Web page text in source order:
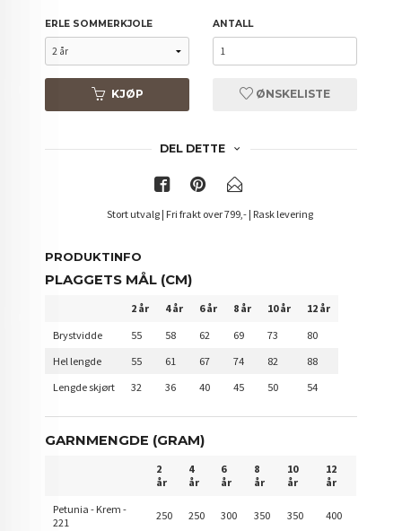
ERLE SOMMERKJOLE ANTALL
KJØP ØNSKELISTE
DEL DETTE
Stort utvalg | Fri frakt over 799,- | Rask levering
PRODUKTINFO
PLAGGETS MÅL (CM)
2 år 4 år 6 år 8 år 10 år
12 år
Brystvidde
55 58 62 69 73
80
Hel lengde
55 61 67 74 82
88
Lengde skjørt
32 36 40 45 50 54
GARNMENGDE (GRAM)
2
år
4
år
6
år
8
år
10
år
12
år
Petunia - Krem -
221
250 250 300 350 350 400